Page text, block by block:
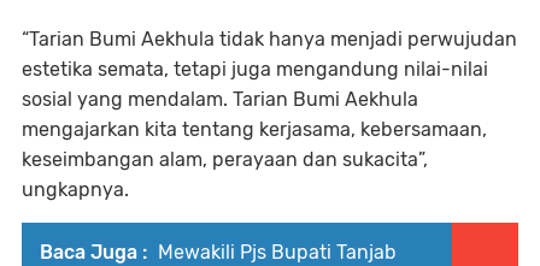
“Tarian Bumi Aekhula tidak hanya menjadi perwujudan
estetika semata, tetapi juga mengandung nilai-nilai
sosial yang mendalam. Tarian Bumi Aekhula
mengajarkan kita tentang kerjasama, kebersamaan,
keseimbangan alam, perayaan dan sukacita”,
ungkapnya.
Baca Juga : Mewakili Pjs Bupati Tanjab